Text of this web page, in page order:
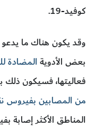
كوفيد-19.
وقد يكون هناك ما يدعو
بعض الأدويةالمضادة
فعاليتها، فسيكون ذلك
من المصابين بفيروس
المناطق الأكثر إصابة